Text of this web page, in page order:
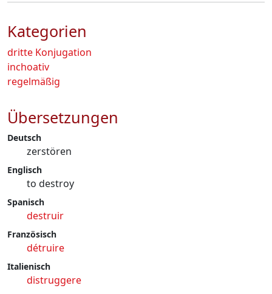
Kategorien
dritte Konjugation
inchoativ
regelmäßig
Übersetzungen
Deutsch
zerstören
Englisch
to destroy
Spanisch
destruir
Französisch
détruire
Italienisch
distruggere